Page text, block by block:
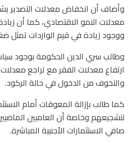
وأضاف أن انخفاض معدلات التصدير
معدلات النمو الاقتصادي، كما أن
ووجود زيادة في قيم الواردات تمثل
وطالب سري الدين الحكومة بوجود
ارتفاع معدلات الفقر مع تراجع
والتخوف من الدخول في حالة الركود.
كما طالب بإزالة المعوقات أمام
لتشجيعهم وخاصة أن العاميين
صافي الاستثمارات الأجنبية المباشرة.